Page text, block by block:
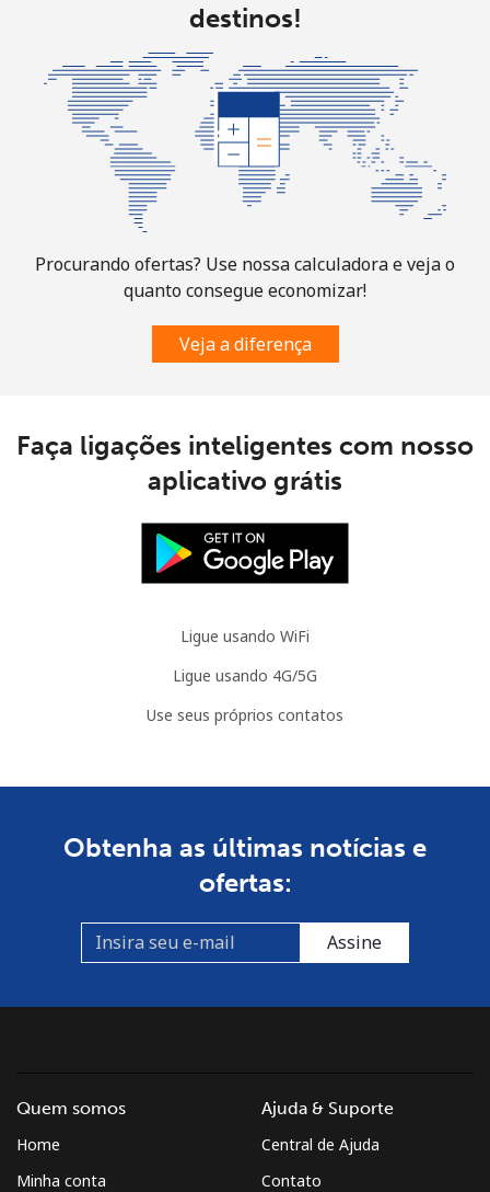
destinos!
Procurando ofertas? Use nossa calculadora e veja o
quanto consegue economizar!
Veja a diferença
Faça ligações inteligentes com nosso
aplicativo grátis
Ligue usando WiFi
Ligue usando 4G/5G
Use seus próprios contatos
Obtenha as últimas notícias e
ofertas:
Assine
Quem somos
Home
Minha conta
Ajuda & Suporte
Central de Ajuda
Contato